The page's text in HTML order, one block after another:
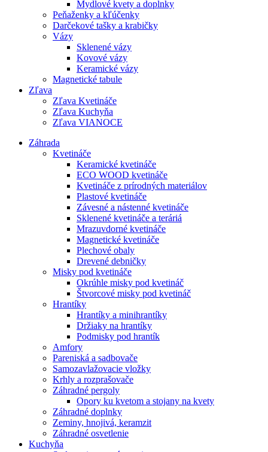
Mydlové kvety a doplnky
Peňaženky a kľúčenky
Darčekové tašky a krabičky
Vázy
Sklenené vázy
Kovové vázy
Keramické vázy
Magnetické tabule
Zľava
Zľava Kvetináče
Zľava Kuchyňa
Zľava VIANOCE
Záhrada
Kvetináče
Keramické kvetináče
ECO WOOD kvetináče
Kvetináče z prírodných materiálov
Plastové kvetináče
Závesné a nástenné kvetináče
Sklenené kvetináče a teráriá
Mrazuvdorné kvetináče
Magnetické kvetináče
Plechové obaly
Drevené debničky
Misky pod kvetináče
Okrúhle misky pod kvetináč
Štvorcové misky pod kvetináč
Hrantíky
Hrantíky a minihrantíky
Držiaky na hrantíky
Podmisky pod hrantík
Amfory
Pareniská a sadbovače
Samozavlažovacie vložky
Krhly a rozprašovače
Záhradné pergoly
Opory ku kvetom a stojany na kvety
Záhradné doplnky
Zeminy, hnojivá, keramzit
Záhradné osvetlenie
Kuchyňa